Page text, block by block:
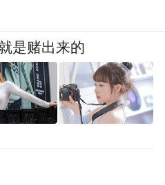
是赌出来的